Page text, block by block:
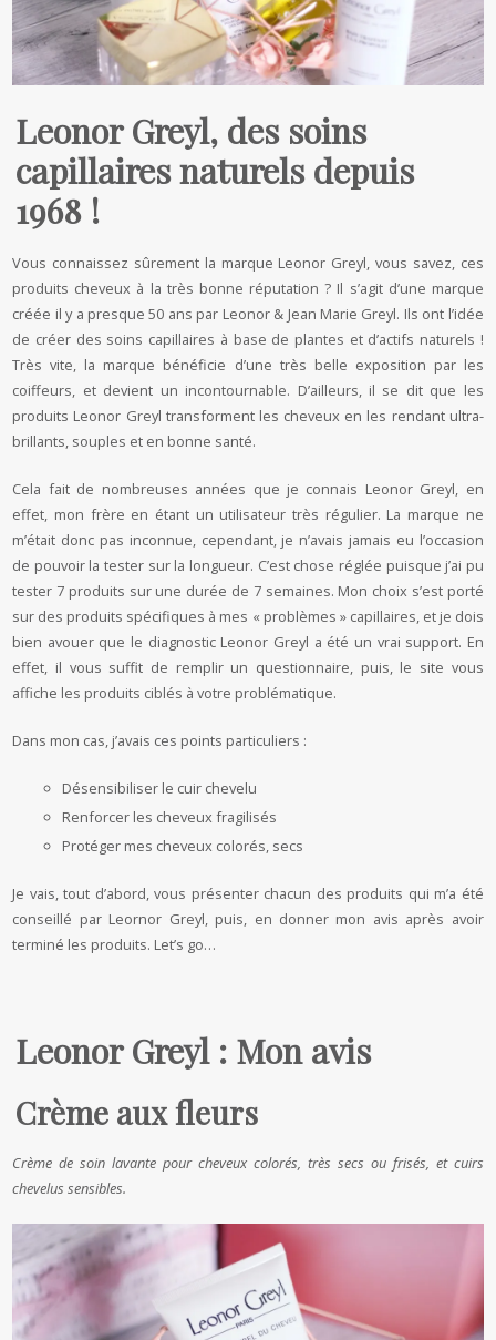
Leonor Greyl, des soins
capillaires naturels depuis
1968 !
Vous connaissez sûrement la marque Leonor Greyl, vous savez, ces
produits cheveux à la très bonne réputation ? Il s’agit d’une marque
créée il y a presque 50 ans par Leonor & Jean Marie Greyl. Ils ont l’idée
de créer des soins capillaires à base de plantes et d’actifs naturels !
Très vite, la marque bénéficie d’une très belle exposition par les
coiffeurs, et devient un incontournable. D’ailleurs, il se dit que les
produits Leonor Greyl transforment les cheveux en les rendant ultra-
brillants, souples et en bonne santé.
Cela fait de nombreuses années que je connais Leonor Greyl, en
effet, mon frère en étant un utilisateur très régulier. La marque ne
m’était donc pas inconnue, cependant, je n’avais jamais eu l’occasion
de pouvoir la tester sur la longueur. C’est chose réglée puisque j’ai pu
tester 7 produits sur une durée de 7 semaines. Mon choix s’est porté
sur des produits spécifiques à mes « problèmes » capillaires, et je dois
bien avouer que le diagnostic Leonor Greyl a été un vrai support. En
effet, il vous suffit de remplir un questionnaire, puis, le site vous
affiche les produits ciblés à votre problématique.
Dans mon cas, j’avais ces points particuliers :
Désensibiliser le cuir chevelu
Renforcer les cheveux fragilisés
Protéger mes cheveux colorés, secs
Je vais, tout d’abord, vous présenter chacun des produits qui m’a été
conseillé par Leornor Greyl, puis, en donner mon avis après avoir
terminé les produits. Let’s go…
Leonor Greyl : Mon avis
Crème aux fleurs
Crème de soin lavante pour cheveux colorés, très secs ou frisés, et cuirs
chevelus sensibles.